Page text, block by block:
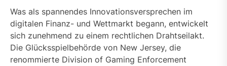
Was als spannendes Innovationsversprechen im
digitalen Finanz- und Wettmarkt begann, entwickelt
sich zunehmend zu einem rechtlichen Drahtseilakt.
Die Glücksspielbehörde von New Jersey, die
renommierte Division of Gaming Enforcement